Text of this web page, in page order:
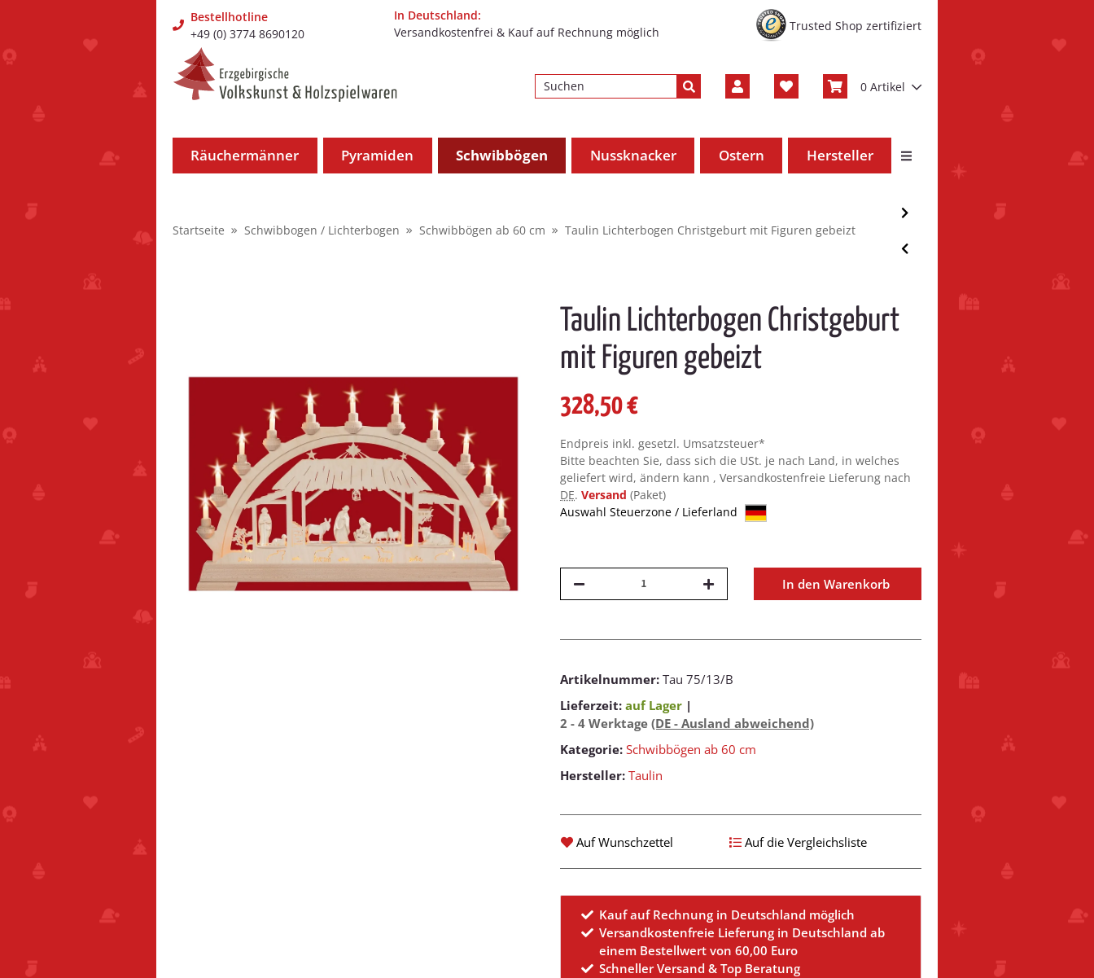
Bestellhotline
+49 (0) 3774 8690120
In Deutschland:
Versandkostenfrei & Kauf auf Rechnung möglich
Trusted Shop zertifiziert
0 Artikel
Räuchermänner Pyramiden Schwibbögen Nussknacker Ostern Hersteller
Startseite Schwibbogen / Lichterbogen Schwibbögen ab 60 cm Taulin Lichterbogen Christgeburt mit Figuren gebeizt
Taulin Lichterbogen Christgeburt
mit Figuren gebeizt
328,50 €
Endpreis inkl. gesetzl. Umsatzsteuer*
Bitte beachten Sie, dass sich die USt. je nach Land, in welches
geliefert wird, ändern kann , Versandkostenfreie Lieferung nach
DE. Versand (Paket)
Auswahl Steuerzone / Lieferland
In den Warenkorb
Artikelnummer: Tau 75/13/B
Lieferzeit: auf Lager |
2 - 4 Werktage (DE - Ausland abweichend)
Kategorie: Schwibbögen ab 60 cm
Hersteller: Taulin
Auf Wunschzettel Auf die Vergleichsliste
Kauf auf Rechnung in Deutschland möglich
Versandkostenfreie Lieferung in Deutschland ab
einem Bestellwert von 60,00 Euro
Schneller Versand & Top Beratung